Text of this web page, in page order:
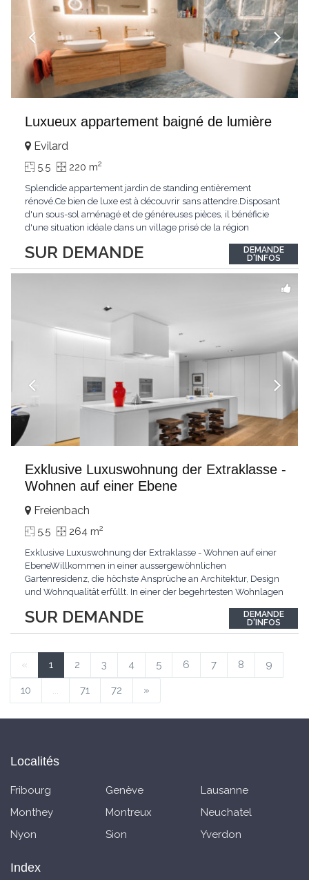
Luxueux appartement baigné de lumière
SUR DEMANDE
Evilard
5.5 220 m2
Splendide appartement jardin de standing entièrement
rénové.Ce bien de luxe est à découvrir sans attendre.Disposant
d'un sous-sol aménagé et de généreuses pièces, il bénéficie
d'une situation idéale dans un village prisé de la région
hors du commun tout au long de la journée.Points forts:4
grandes chambresUn vaste séjour...
DEMANDE
D'INFOS
Exklusive Luxuswohnung der Extraklasse -
Wohnen auf einer Ebene
SUR DEMANDE
Freienbach
5.5 264 m2
Exklusive Luxuswohnung der Extraklasse - Wohnen auf einer
EbeneWillkommen in einer aussergewöhnlichen
Gartenresidenz, die höchste Ansprüche an Architektur, Design
und Wohnqualität erfüllt. In einer der begehrtesten Wohnlagen
exklusives Zuhause mit über 230 m² Wohnfläche, das
Grosszügigkeit, Privatsphäre und zeitlose Eleganz auf
DEMANDE
D'INFOS
« 1 2 3 4 5 6 7 8 9
10 ... 71 72 »
Localités
Fribourg Genève
Lausanne
Monthey
Montreux
Neuchatel
Nyon
Sion Yverdon
Index